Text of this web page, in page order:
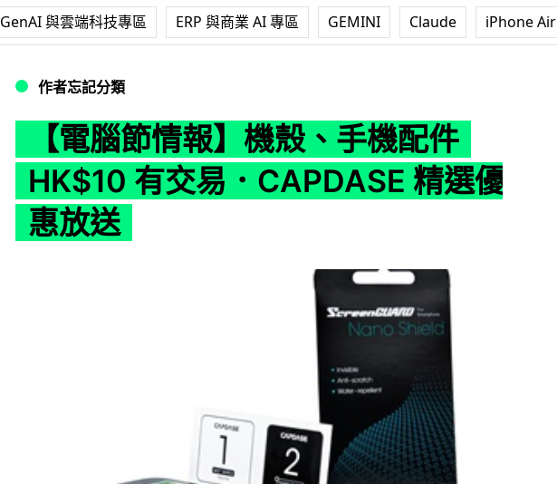
GenAI 與雲端科技專區 ERP 與商業 AI 專區 GEMINI Claude iPhone Air
作者忘記分類
【電腦節情報】機殼、手機配件
HK$10 有交易．CAPDASE 精選優
惠放送